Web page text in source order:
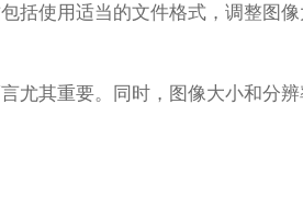
括使用适当的文件格式，调整图
尤其重要。同时，图像大小和分